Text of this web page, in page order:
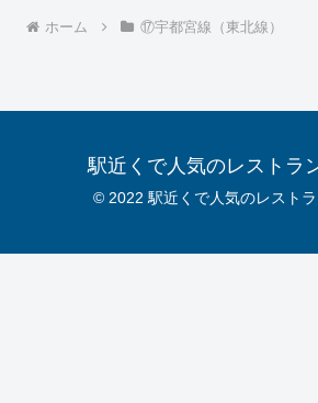
ホーム ⑰宇都宮線（東北線）
駅近くで人気のレストラ
© 2022 駅近くで人気のレストラ